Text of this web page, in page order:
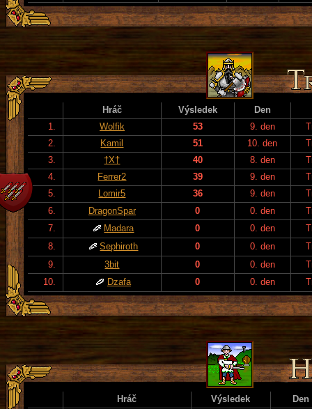
Hráč Výsledek
Den
1.
Wolfik 53 9. den
2.
Kamil 51 10. den
3.
†X† 40 8. den
4.
Ferrer2 39 9. den
5.
Lomir5 36 9. den
6.
DragonSpar 0 0. den
7.
Madara 0 0. den
8.
Sephiroth 0 0. den
9.
3bit 0 0. den
10.
Dzafa 0 0. den
Hráč Výsledek
Den